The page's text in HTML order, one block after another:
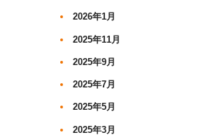
2026年1月
2025年11月
2025年9月
2025年7月
2025年5月
2025年3月